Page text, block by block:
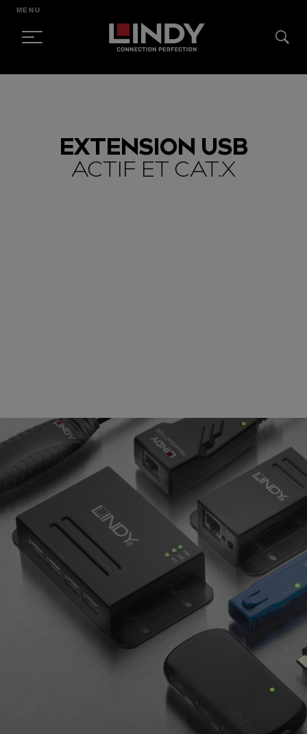
MENU
EXTENSION USB
ACTIF ET CAT.X